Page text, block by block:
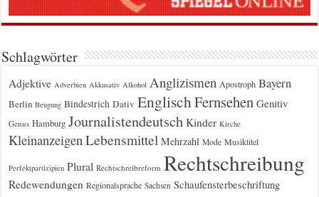
Schlagwörter
Adjektive Adverbien Akkusativ Alkohol Anglizismen Apostroph Bayern
Berlin Beugung Bindestrich Dativ EnglischFernsehen Genitiv
Genus Hamburg Journalistendeutsch Kinder Kirche
KleinanzeigenLebensmittel Mehrzahl Mode Musiktitel
Perfektpartizipien Plural Rechtschreibreform Rechtschreibung
Redewendungen Regionalsprache Sachsen Schaufensterbeschriftung